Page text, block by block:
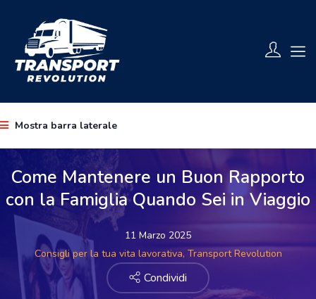
Mostra barra laterale
Come Mantenere un Buon Rapporto
con la Famiglia Quando Sei in Viaggio
11 Marzo 2025
Consigli per la tua vita lavorativa, Transport Revolution
Condividi